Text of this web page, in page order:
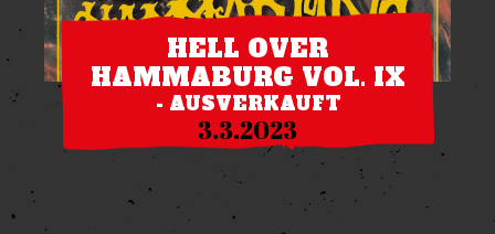
HELL OVER
HAMMABURG VOL. IX
- AUSVERKAUFT
3.3.2023